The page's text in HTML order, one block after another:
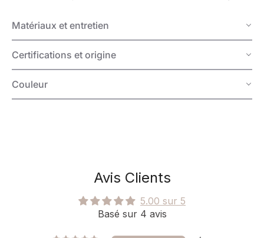
Matériaux et entretien
Certifications et origine
Couleur
Avis Clients
5.00 sur 5
Basé sur 4 avis